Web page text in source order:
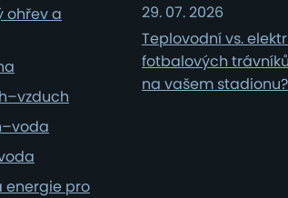
ohřev a
energie pro
Teplovodní vs.
fotbalových
na vašem stadionu?
29. 07. 2026